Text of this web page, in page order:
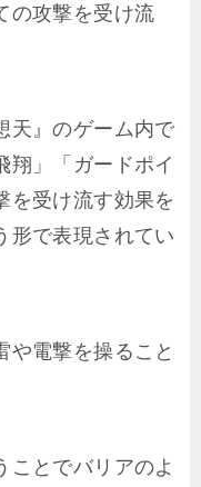
の攻撃を受け流
天』のゲーム内で
」「ガードポイ
を受け流す効果を
形で表現されてい
電撃を操ること
とでバリアのよ